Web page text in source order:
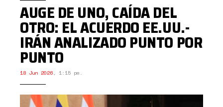
AUGE DE UNO, CAÍDA DEL
OTRO: EL ACUERDO EE.UU.-
IRÁN ANALIZADO PUNTO POR
PUNTO
18 Jun 2026, 1:15 pm.